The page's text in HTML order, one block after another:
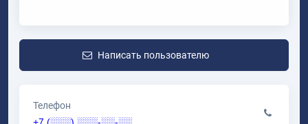
Написать пользователю
Телефон